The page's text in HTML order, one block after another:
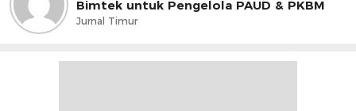
Bimtek untuk Pengelola PAUD & PKBM
Jurnal Timur